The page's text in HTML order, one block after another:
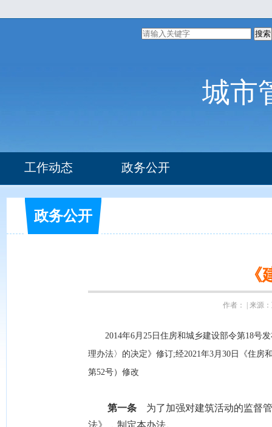
搜索
城市
工作动态 政务公开
组织机构 部门文件
政务公开
作者： | 来源
2014年6月25日住房和城乡建设部令第18号
理办法〉的决定》修订;经2021年3月30日《住
第52号）修改
第一条 为了加强对建筑活动的监督
法》，制定本办法。